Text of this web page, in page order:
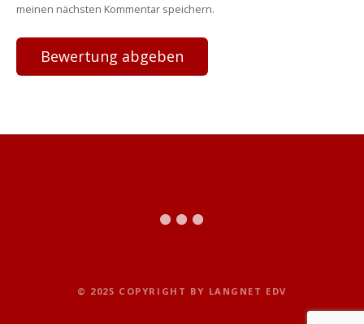
meinen nächsten Kommentar speichern.
© 2025 COPYRIGHT BY LANGNET EDV